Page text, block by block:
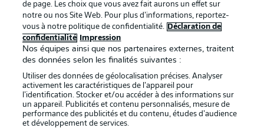
Proposé par
de page. Les choix que vous avez fait aurons un effet sur
notre ou nos Site Web. Pour plus d’informations, reportez-
vous à notre politique de confidentialité.
Déclaration de
confidentialité
Impression
Nos équipes ainsi que nos partenaires externes, traitent
des données selon les finalités suivantes :
Utiliser des données de géolocalisation précises. Analyser
activement les caractéristiques de l’appareil pour
l’identification. Stocker et/ou accéder à des informations sur
un appareil. Publicités et contenu personnalisés, mesure de
performance des publicités et du contenu, études d’audience
et développement de services.